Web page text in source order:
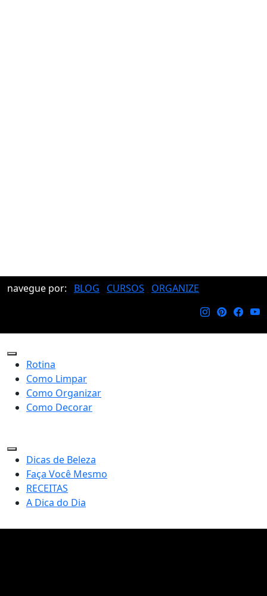
navegue por: BLOG CURSOS ORGANIZE
Rotina
Como Limpar
Como Organizar
Como Decorar
Dicas de Beleza
Faça Você Mesmo
RECEITAS
A Dica do Dia